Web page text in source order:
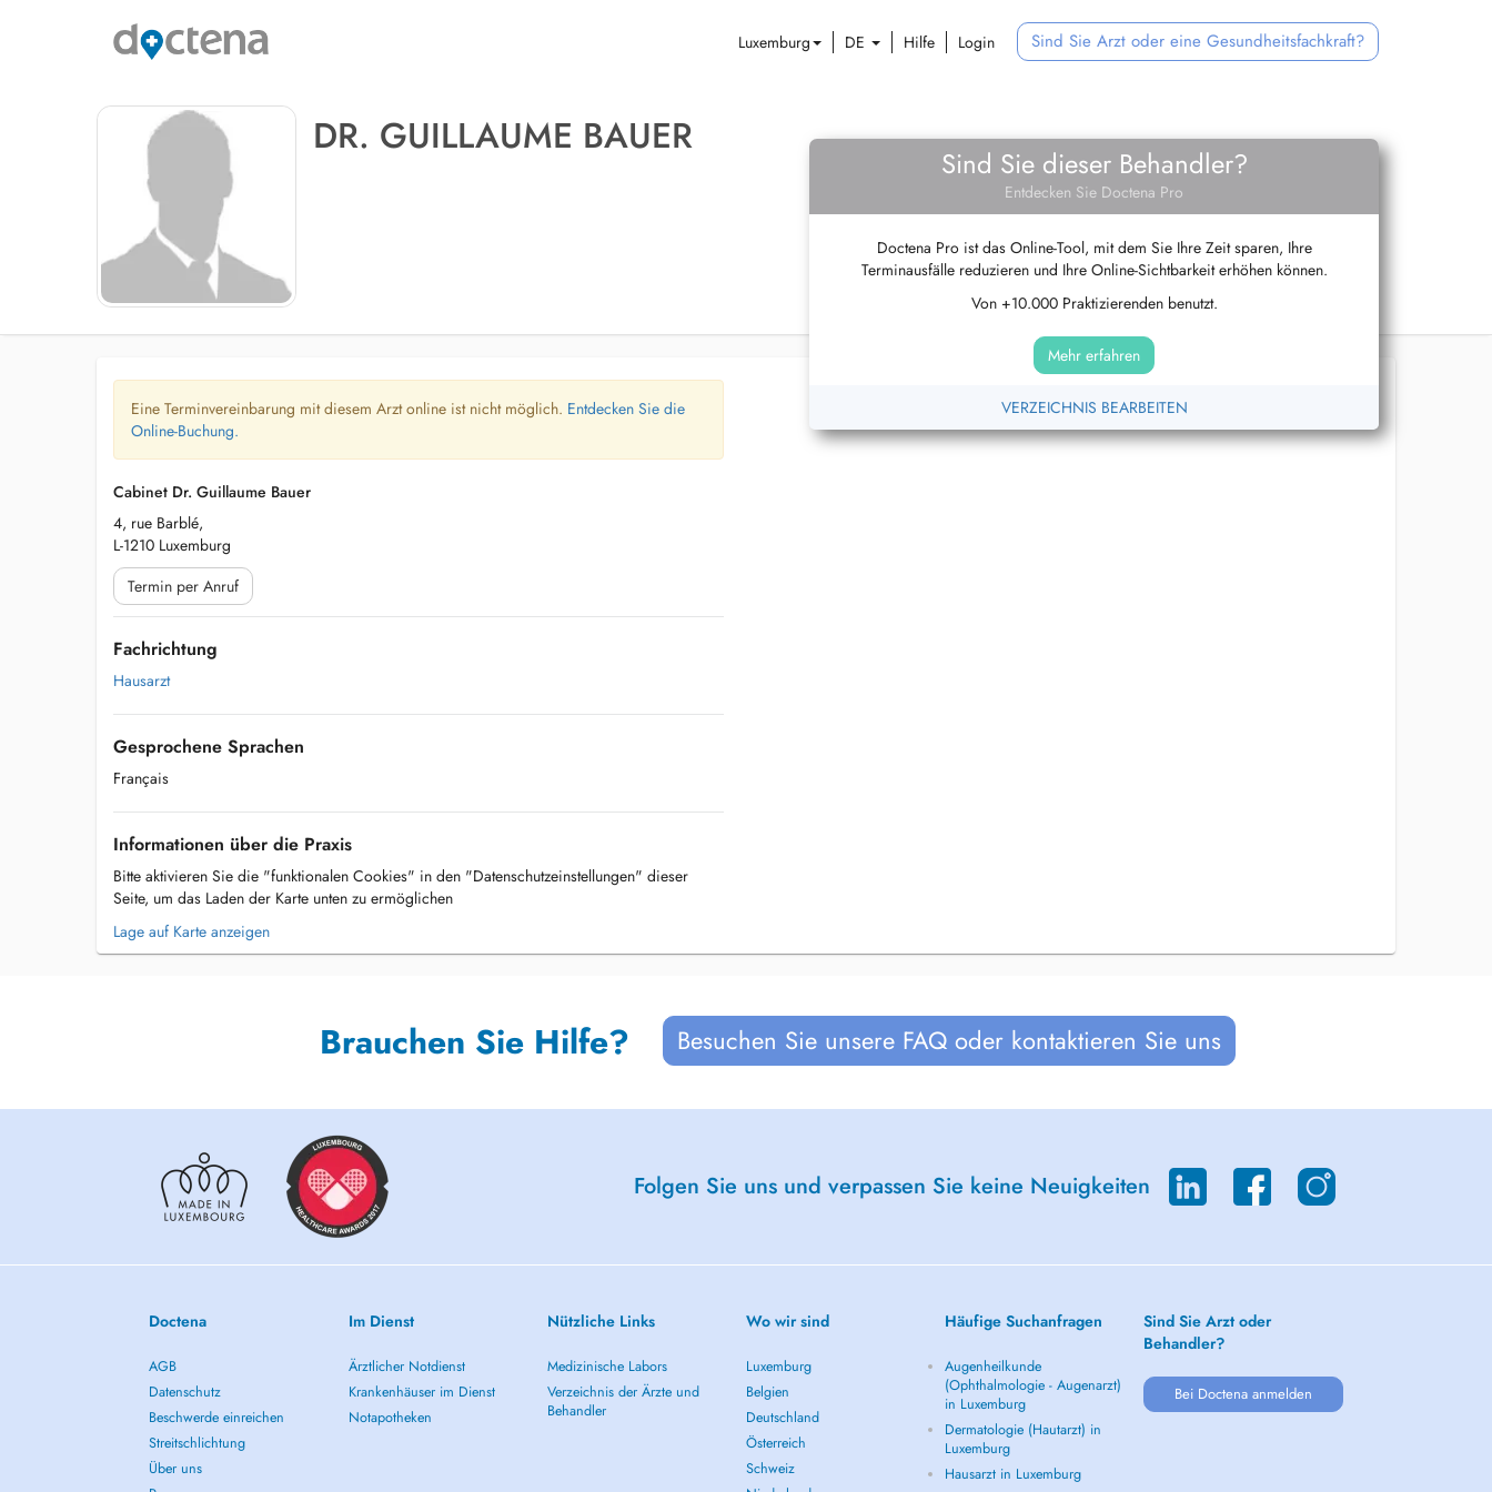
Luxemburg DE Hilfe Login Sind Sie Arzt oder eine Gesundheitsfachkraft?
DR. GUILLAUME BAUER
Sind Sie dieser Behandler?
Entdecken Sie Doctena Pro
Doctena Pro ist das Online-Tool, mit dem Sie Ihre Zeit sparen, Ihre
Terminausfälle reduzieren und Ihre Online-Sichtbarkeit erhöhen können.
Von +10.000 Praktizierenden benutzt.
Mehr erfahren
VERZEICHNIS BEARBEITEN
Eine Terminvereinbarung mit diesem Arzt online ist nicht möglich. Entdecken Sie die
Online-Buchung.
Cabinet Dr. Guillaume Bauer
4, rue Barblé,
L-1210 Luxemburg
Termin per Anruf
Fachrichtung
Hausarzt
Gesprochene Sprachen
Français
Informationen über die Praxis
Bitte aktivieren Sie die "funktionalen Cookies" in den "Datenschutzeinstellungen" dieser
Seite, um das Laden der Karte unten zu ermöglichen
Lage auf Karte anzeigen
Brauchen Sie Hilfe? Besuchen Sie unsere FAQ oder kontaktieren Sie uns
Folgen Sie uns und verpassen Sie keine Neuigkeiten
Doctena
AGB
Datenschutz
Beschwerde einreichen
Streitschlichtung
Über uns
Im Dienst
Ärztlicher Notdienst
Krankenhäuser im Dienst
Notapotheken
Nützliche Links
Medizinische Labors
Verzeichnis der Ärzte und
Behandler
Wo wir sind
Luxemburg
Belgien
Deutschland
Österreich
Schweiz
Häufige Suchanfragen
Augenheilkunde
(Ophthalmologie - Augenarzt)
in Luxemburg
Dermatologie (Hautarzt) in
Luxemburg
Hausarzt in Luxemburg
Sind Sie Arzt oder
Behandler?
Bei Doctena anmelden